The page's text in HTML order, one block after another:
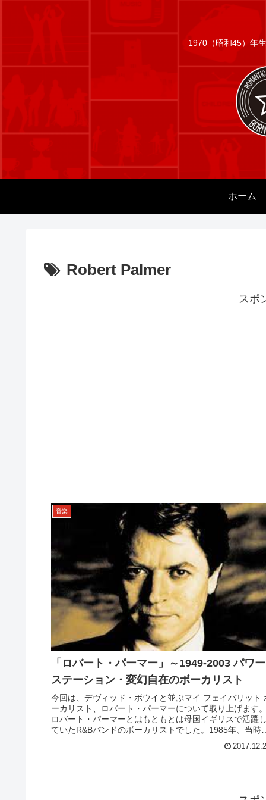
1970（昭和45）年
ホーム
Robert Palmer
スポ
音楽
「ロバート・パーマー」～1949-2003 パワー
ステーション・変幻自在のボーカリスト
今回は、デヴィッド・ボウイと並ぶマイ フェイバリット
ーカリスト、ロバート・パーマーについて取り上げます
ロバート・パーマーとはもともとは母国イギリスで活躍
ていたR&Bバンドのボーカリストでした。1985年、当時